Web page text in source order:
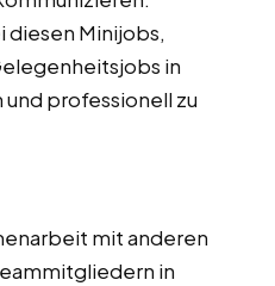
diesen Minijobs,
in
professionell zu
mit anderen
in